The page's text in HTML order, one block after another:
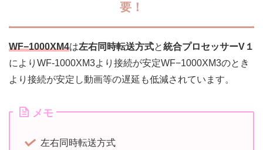
要！
WF−1000XM4は左右同時転送方式と統合プロセッサーV１
によりWF-1000XM3より接続が安定WF−1000XM3のとき
より接続が安定し動画等の遅延も低減されています。
メモ
左右同時転送方式